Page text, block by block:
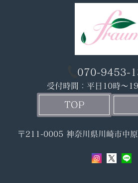
070-9453-
受付時間：平日10時〜
TOP
〒211-0005 神奈川県川崎市中